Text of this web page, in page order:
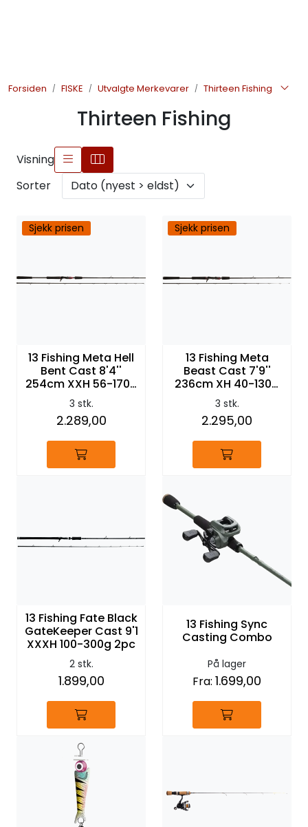
Forsiden FISKE Utvalgte Merkevarer Thirteen Fishing
Thirteen Fishing
Visning
Sorter
Sjekk prisen
13 Fishing Meta Hell
Bent Cast 8'4''
254cm XXH 56-170g
2pc
3 stk.
2.289,00
Sjekk prisen
13 Fishing Meta
Beast Cast 7'9''
236cm XH 40-130g
2pc
3 stk.
2.295,00
13 Fishing Fate Black
GateKeeper Cast 9'1
XXXH 100-300g 2pc
2 stk.
1.899,00
13 Fishing Sync
Casting Combo
På lager
Fra: 1.699,00
FISKE
SOMMERSALG FISKE